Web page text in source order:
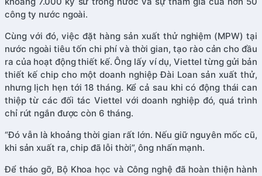
công ty nước ngoài.
Cùng với đó, việc đặt hàng sản xuất thử nghiệm (MPW) tại
nước ngoài tiêu tốn chi phí và thời gian, tạo rào cản cho đầu
ra của hoạt động thiết kế. Ông lấy ví dụ, Viettel từng gửi bản
thiết kế chip cho một doanh nghiệp Đài Loan sản xuất thử,
nhưng lịch hẹn tới 18 tháng. Kể cả sau khi có động thái can
thiệp từ các đối tác Viettel với doanh nghiệp đó, quá trình
chỉ rút ngắn được còn 6 tháng.
“Đó vẫn là khoảng thời gian rất lớn. Nếu giữ nguyên mốc cũ,
khi sản xuất ra, chip đã lỗi thời”, ông nhấn mạnh.
Để tháo gỡ, Bộ Khoa học và Công nghệ đã hoàn thiện hành